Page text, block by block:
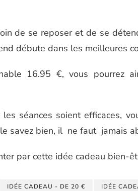
de se reposer et de se
débute dans les meilleures
16.95 €, vous pourrez
séances soient efficaces,
savez bien, il ne faut jamais
par cette idée cadeau bien-
IDÉE CADEAU - DE 20 € IDÉE